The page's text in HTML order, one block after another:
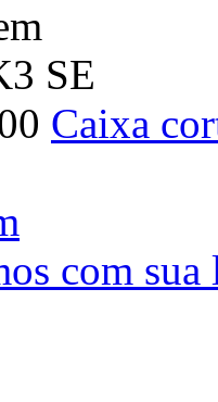
SE
Caixa
com